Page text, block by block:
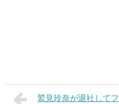
鷲見玲奈が退社して